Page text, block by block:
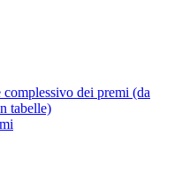
dei premi (da
tabelle)